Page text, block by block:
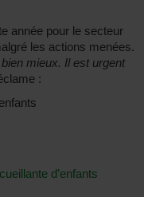
année pour le secteur
les actions menées.
mieux. Il est urgent
:
d’enfants